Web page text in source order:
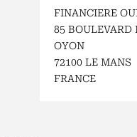
FINANCIERE
85 BOULEVARD
OYON
72100 LE MANS
FRANCE